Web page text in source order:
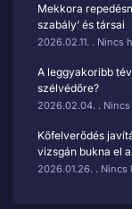
Mekkora
szabály’ és társai
2026.02.11. Nincs
A leggyakoribb
szélvédőre?
2026.02.04.
Kőfelverődés
vizsgán bukna el
2026.01.26. Nincs